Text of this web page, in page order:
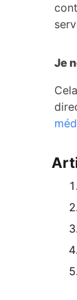
Je